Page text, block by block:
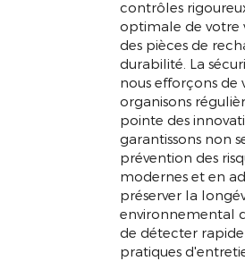
contrôles
optimale de votre
des pièces de
durabilité. La
nous efforçons de
organisons
pointe des
garantissons non
prévention des
modernes et en
préserver la
environnemental
de détecter
pratiques